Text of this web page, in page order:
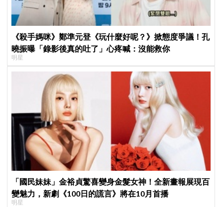
《殺手媽咪》鄭準元登《玩什麼好呢？》掀態度爭議！孔
曉振曝「錄影後真的吐了」心疼喊：沒能救你
明星
「國民妹妹」金裕貞驚喜變身金髮女神！全新畫報展現百
變魅力，新劇《100日的謊言》將在10月首播
明星